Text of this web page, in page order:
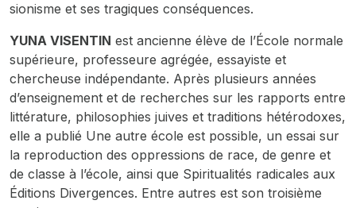
sionisme et ses tragiques conséquences.
YUNA VISENTIN est ancienne élève de l’École normale
supérieure, professeure agrégée, essayiste et
chercheuse indépendante. Après plusieurs années
d’enseignement et de recherches sur les rapports entre
littérature, philosophies juives et traditions hétérodoxes,
elle a publié Une autre école est possible, un essai sur
la reproduction des oppressions de race, de genre et
de classe à l’école, ainsi que Spiritualités radicales aux
Éditions Divergences. Entre autres est son troisième